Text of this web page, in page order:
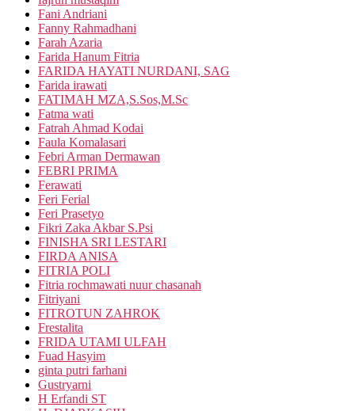
Fani Andriani
Fanny Rahmadhani
Farah Azaria
Farida Hanum Fitria
FARIDA HAYATI NURDANI, SAG
Farida irawati
FATIMAH MZA,S.Sos,M.Sc
Fatma wati
Fatrah Ahmad Kodai
Faula Komalasari
Febri Arman Dermawan
FEBRI PRIMA
Ferawati
Feri Ferial
Feri Prasetyo
Fikri Zaka Akbar S.Psi
FINISHA SRI LESTARI
FIRDA ANISA
FITRIA POLI
Fitria rochmawati nuur chasanah
Fitriyani
FITROTUN ZAHROK
Frestalita
FRIDA UTAMI ULFAH
Fuad Hasyim
ginta putri farhani
Gustryarni
H Erfandi ST